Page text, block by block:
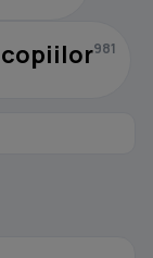
copiilor981